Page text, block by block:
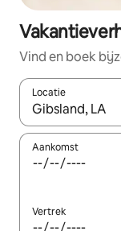
Vind en boek
Locatie
Wanneer er
Aankomst
Vertrek